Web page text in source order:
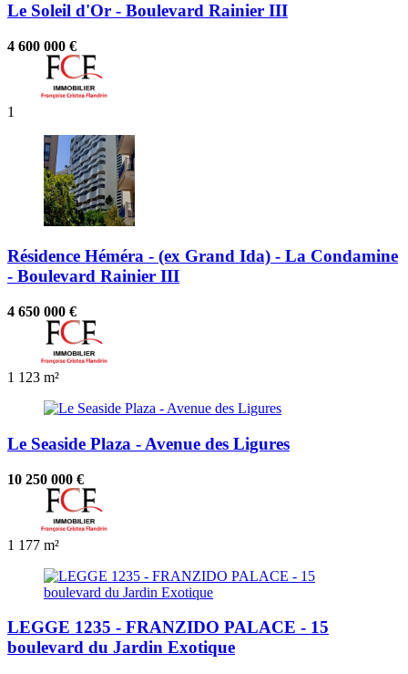
Le Soleil d'Or - Boulevard Rainier III
4 600 000 €
1
Résidence Héméra - (ex Grand Ida) - La Condamine
- Boulevard Rainier III
4 650 000 €
1 123 m²
Le Seaside Plaza - Avenue des Ligures
10 250 000 €
1 177 m²
LEGGE 1235 - FRANZIDO PALACE - 15
boulevard du Jardin Exotique